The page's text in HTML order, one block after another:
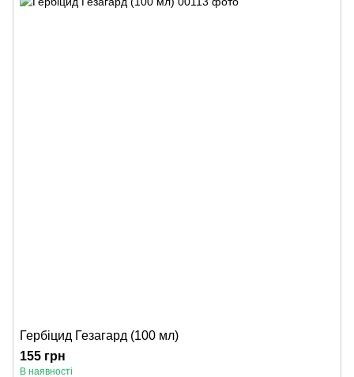
Гербіцид Гезагард (100 мл)
155 грн
В наявності